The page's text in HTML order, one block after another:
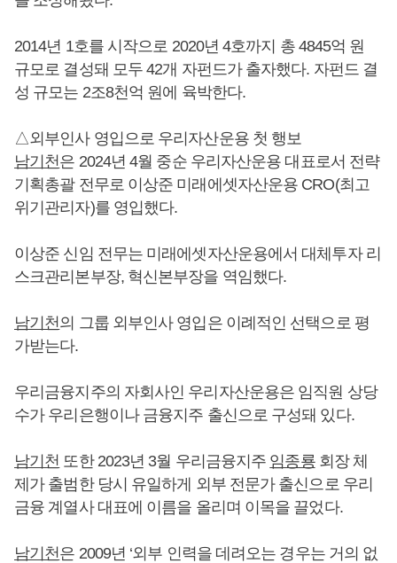
2014년 1호를 시작으로 2020년 4호까지 총 4845억 원
규모로 결성돼 모두 42개 자펀드가 출자했다. 자펀드 결
성 규모는 2조8천억 원에 육박한다.
△외부인사 영입으로 우리자산운용 첫 행보
남기천은 2024년 4월 중순 우리자산운용 대표로서 전략
기획총괄 전무로 이상준 미래에셋자산운용 CRO(최고
위기관리자)를 영입했다.
이상준 신임 전무는 미래에셋자산운용에서 대체투자 리
스크관리본부장, 혁신본부장을 역임했다.
남기천의 그룹 외부인사 영입은 이례적인 선택으로 평
가받는다.
우리금융지주의 자회사인 우리자산운용은 임직원 상당
수가 우리은행이나 금융지주 출신으로 구성돼 있다.
남기천 또한 2023년 3월 우리금융지주 임종룡회장 체
제가 출범한 당시 유일하게 외부 전문가 출신으로 우리
금융 계열사 대표에 이름을 올리며 이목을 끌었다.
남기천은 2009년 ‘외부 인력을 데려오는 경우는 거의 없